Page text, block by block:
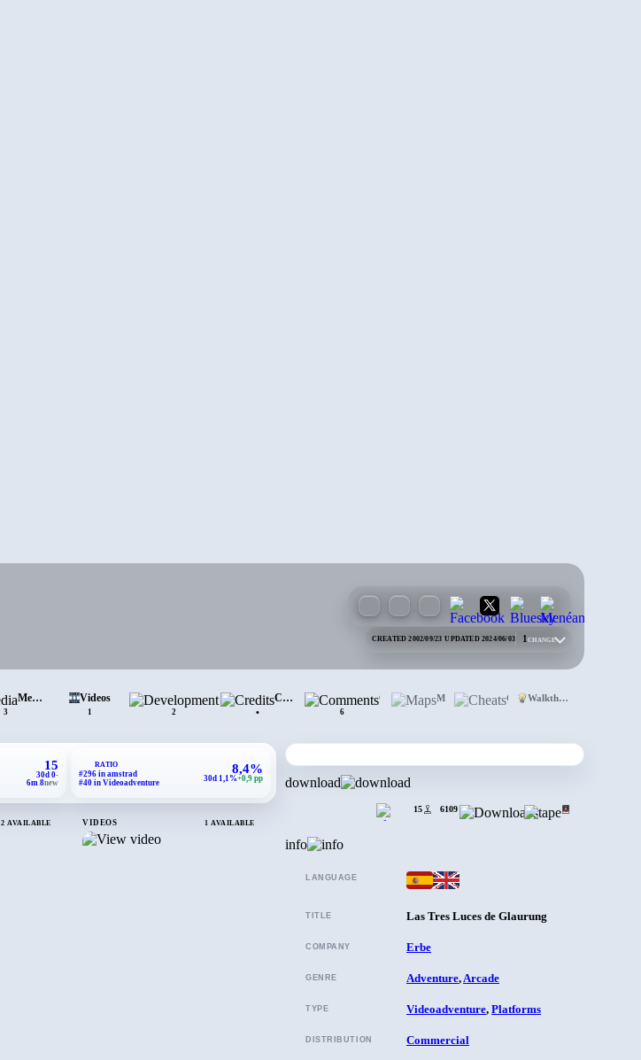
CREATED 2002/09/23·UPDATED 2024/06/03 1CHANGE
Media
3
Videos
1
Development
2
Credits
•
Comments
6
Maps Cheats Walkthrough
download
15 6109
info
LANGUAGE
TITLE Las Tres Luces de Glaurung
COMPANY Erbe
GENRE Adventure, Arcade
TYPE Videoadventure, Platforms
DISTRIBUTION Commercial
15
30d 0-
6m 8new
RATIO
#296 in amstrad
#40 in Videoadventure
8,4%
30d 1,1%+0,9 pp
2 AVAILABLE VIDEOS 1 AVAILABLE